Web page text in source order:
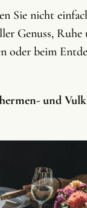
Sie nicht
Genuss,
oder beim
und